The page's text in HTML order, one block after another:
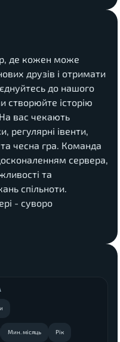
де кожен може
друзів і отримати
до нашого
створюйте історію
вас чекають
регулярні івенти,
чесна гра. Команда
сервера,
та
спільноти.
- суворо
Мин. місяць Рік